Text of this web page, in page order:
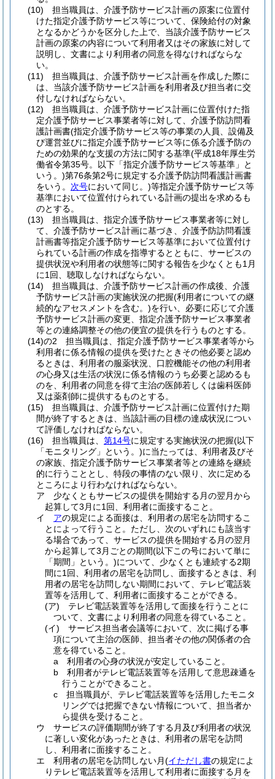
(10)
担当職員は、介護予防サービス計画の原案に位置付
けた指定介護予防サービス等について、保険給付の対象
となるかどうかを区分した上で、当該介護予防サービス
計画の原案の内容について利用者又はその家族に対して
説明し、文書により利用者の同意を得なければならな
い。
(11)
担当職員は、介護予防サービス計画を作成した際に
は、当該介護予防サービス計画を利用者及び担当者に交
付しなければならない。
(12)
担当職員は、介護予防サービス計画に位置付けた指
定介護予防サービス事業者等に対して、介護予防訪問看
護計画書(指定介護予防サービス等の事業の人員、設備及
び運営並びに指定介護予防サービス等に係る介護予防の
ための効果的な支援の方法に関する基準(平成18年厚生労
働省令第35号。以下「指定介護予防サービス等基準」と
いう。)第76条第2号に規定する介護予防訪問看護計画書
をいう。 次号において同じ。)等指定介護予防サービス等
基準において位置付けられている計画の提出を求めるも
のとする。
(13)
担当職員は、指定介護予防サービス事業者等に対し
て、介護予防サービス計画に基づき、介護予防訪問看護
計画書等指定介護予防サービス等基準において位置付け
られている計画の作成を指導するとともに、サービスの
提供状況や利用者の状態等に関する報告を少なくとも1月
に1回、聴取しなければならない。
(14)
担当職員は、介護予防サービス計画の作成後、介護
予防サービス計画の実施状況の把握(利用者についての継
続的なアセスメントを含む。)を行い、必要に応じて介護
予防サービス計画の変更、指定介護予防サービス事業者
等との連絡調整その他の便宜の提供を行うものとする。
(14)の2
担当職員は、指定介護予防サービス事業者等から
利用者に係る情報の提供を受けたときその他必要と認め
るときは、利用者の服薬状況、口腔機能その他の利用者
の心身又は生活の状況に係る情報のうち必要と認めるも
のを、利用者の同意を得て主治の医師若しくは歯科医師
又は薬剤師に提供するものとする。
(15)
担当職員は、介護予防サービス計画に位置付けた期
間が終了するときは、当該計画の目標の達成状況につい
て評価しなければならない。
(16)
担当職員は、 第14号に規定する実施状況の把握(以下
「モニタリング」という。)に当たっては、利用者及びそ
の家族、指定介護予防サービス事業者等との連絡を継続
的に行うこととし、特段の事情のない限り、次に定める
ところにより行わなければならない。
ア
少なくともサービスの提供を開始する月の翌月から
起算して3月に1回、利用者に面接すること。
イ
アの規定による面接は、利用者の居宅を訪問するこ
とによって行うこと。 ただし、次のいずれにも該当す
る場合であって、サービスの提供を開始する月の翌月
から起算して3月ごとの期間(以下この号において単に
「期間」という。)について、少なくとも連続する2期
間に1回、利用者の居宅を訪問し、面接するときは、利
用者の居宅を訪問しない期間において、テレビ電話装
置等を活用して、利用者に面接することができる。
(ア)
テレビ電話装置等を活用して面接を行うことに
ついて、文書により利用者の同意を得ていること。
(イ)
サービス担当者会議等において、次に掲げる事
項について主治の医師、担当者その他の関係者の合
意を得ていること。
a
利用者の心身の状況が安定していること。
b
利用者がテレビ電話装置等を活用して意思疎通を
行うことができること。
c
担当職員が、テレビ電話装置等を活用したモニタ
リングでは把握できない情報について、担当者か
ら提供を受けること。
ウ
サービスの評価期間が終了する月及び利用者の状況
に著しい変化があったときは、利用者の居宅を訪問
し、利用者に面接すること。
エ
利用者の居宅を訪問しない月(イただし書の規定によ
りテレビ電話装置等を活用して利用者に面接する月を